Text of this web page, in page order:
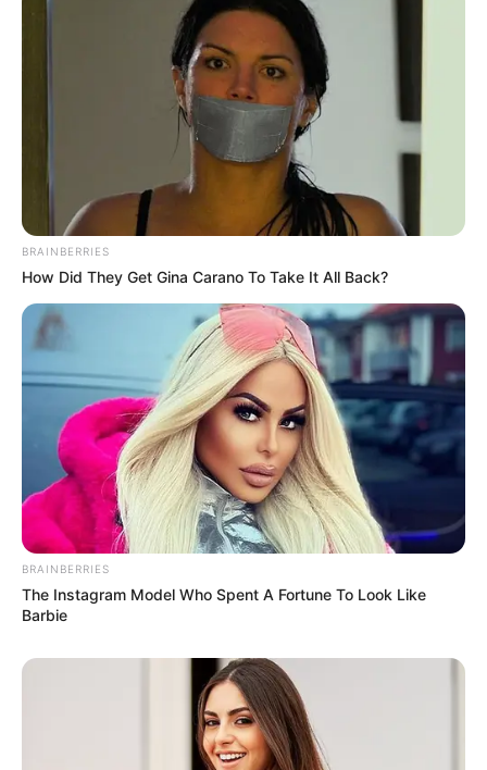
BRAINBERRIES
How Did They Get Gina Carano To Take It All Back?
BRAINBERRIES
The Instagram Model Who Spent A Fortune To Look Like
Barbie